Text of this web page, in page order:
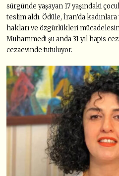
sürgünde yaşayan 17 yaşındaki
teslim aldı. Ödüle, İran’da
hakları ve özgürlükleri
Muhammedi şu anda 31 yıl hapis
cezaevinde tutuluyor.